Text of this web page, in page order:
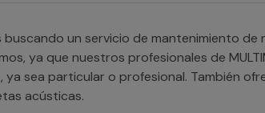
buscando un servicio de mantenimiento de
ya que nuestros profesionales de
ya sea particular o profesional. También
acústicas.